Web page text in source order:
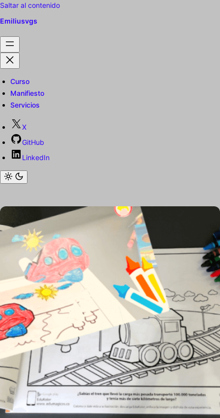
Saltar al contenido
Emiliusvgs
Curso
Manifiesto
Servicios
X
GitHub
LinkedIn